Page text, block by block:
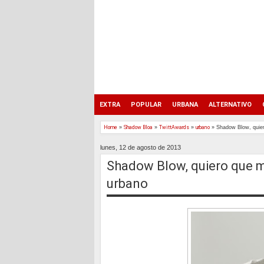
EXTRA POPULAR URBANA ALTERNATIVO
Home » Shadow Bloa » TwittAwards » urbano » Shadow Blow,
lunes, 12 de agosto de 2013
Shadow Blow, quiero que
urbano